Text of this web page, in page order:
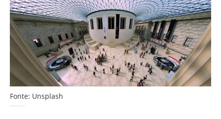
Fonte: Unsplash